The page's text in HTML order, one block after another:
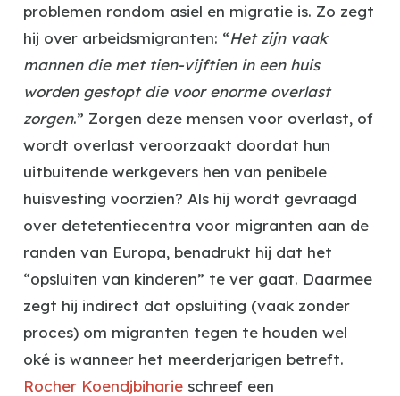
problemen rondom asiel en migratie is. Zo zegt
hij over arbeidsmigranten: “Het zijn vaak
mannen die met tien-vijftien in een huis
worden gestopt die voor enorme overlast
zorgen.” Zorgen deze mensen voor overlast, of
wordt overlast veroorzaakt doordat hun
uitbuitende werkgevers hen van penibele
huisvesting voorzien? Als hij wordt gevraagd
over detetentiecentra voor migranten aan de
randen van Europa, benadrukt hij dat het
“opsluiten van kinderen” te ver gaat. Daarmee
zegt hij indirect dat opsluiting (vaak zonder
proces) om migranten tegen te houden wel
oké is wanneer het meerderjarigen betreft.
Rocher Koendjbiharieschreef een